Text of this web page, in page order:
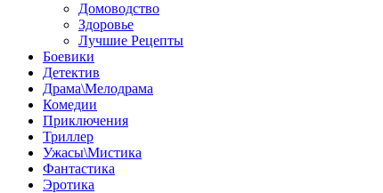
Домоводство
Здоровье
Лучшие Рецепты
Боевики
Детектив
Драма\Мелодрама
Комедии
Приключения
Триллер
Ужасы\Мистика
Фантастика
Эротика